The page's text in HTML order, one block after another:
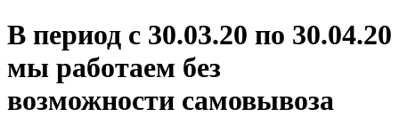
В период с 30.03.20 по 30.04.20
мы работаем без
возможности самовывоза